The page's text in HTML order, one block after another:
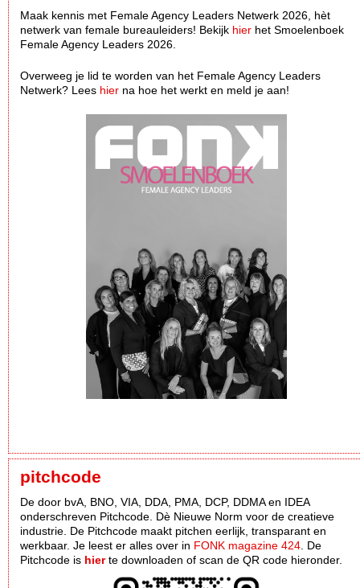
Maak kennis met Female Agency Leaders Netwerk 2026, hèt
netwerk van female bureauleiders! Bekijk hier het Smoelenboek
Female Agency Leaders 2026.
Overweeg je lid te worden van het Female Agency Leaders
Netwerk? Lees hier na hoe het werkt en meld je aan!
pitchcode
De door bvA, BNO, VIA, DDA, PMA, DCP, DDMA en IDEA
onderschreven Pitchcode. Dè Nieuwe Norm voor de creatieve
industrie. De Pitchcode maakt pitchen eerlijk, transparant en
werkbaar. Je leest er alles over in FONK magazine 424. De
Pitchcode is hierte downloaden of scan de QR code hieronder.